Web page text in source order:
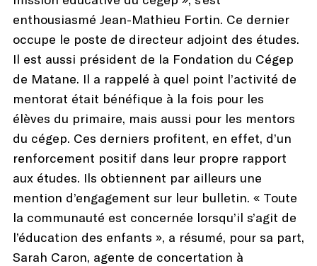
enthousiasmé Jean-Mathieu Fortin. Ce dernier
occupe le poste de directeur adjoint des études.
Il est aussi président de la Fondation du Cégep
de Matane. Il a rappelé à quel point l’activité de
mentorat était bénéfique à la fois pour les
élèves du primaire, mais aussi pour les mentors
du cégep. Ces derniers profitent, en effet, d’un
renforcement positif dans leur propre rapport
aux études. Ils obtiennent par ailleurs une
mention d’engagement sur leur bulletin. « Toute
la communauté est concernée lorsqu’il s’agit de
l’éducation des enfants », a résumé, pour sa part,
Sarah Caron, agente de concertation à